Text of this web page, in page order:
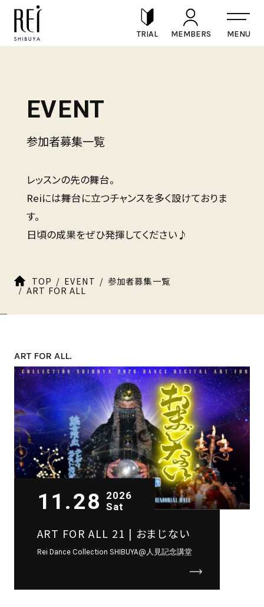
TRIAL MEMBERS
EVENT
参加者募集一覧
レッスンの先の舞台。
Reiには舞台に立つチャンスを多く設けておりま
す。
日頃の成果をぜひ発揮してください♪
TOP EVENT 参加者募集一覧
ART FOR ALL
ART FOR ALL.
11.28
2026
Sat
ART FOR ALL 21 | おまじない
Rei Dance Collection SHIBUYA@人見記念講堂